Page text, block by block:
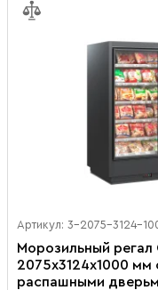
Артикул: 3-2075-3124-
Морозильный регал
2075х3124х1000 мм
распашными